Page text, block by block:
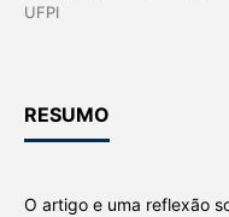
UFPI
RESUMO
O artigo e uma reflexão